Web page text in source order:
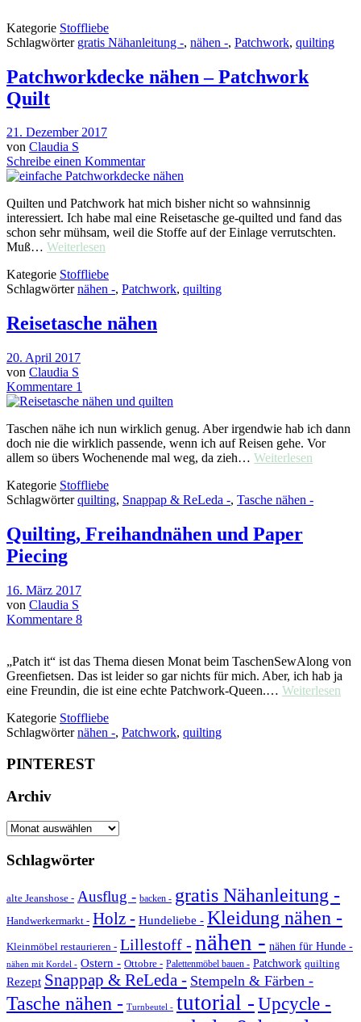
Kategorie Stoffliebe
Schlagwörter gratis Nähanleitung -, nähen -, Patchwork, quilting
Patchworkdecke nähen – Patchwork
Quilt
21. Dezember 2017
von Claudia S
Schreibe einen Kommentar
Quilten und Patchwork hat mich bisher nicht so wahnsinnig
interessiert. Ich habe mal eine Reisetasche ge-quilted und fand das
schon sehr mühsam, weil die Stoffe auf der Einlage verrutschten.
Muß… Weiterlesen
Kategorie Stoffliebe
Schlagwörternähen -, Patchwork, quilting
Reisetasche nähen
20. April 2017
von Claudia S
Kommentare 1
Taschen nähe ich nun wirklich genug. Aber irgendwie hab ich dann
doch nie die wirklich passende, wenn ich auf Reisen gehe. Vor
allem so übers Wochenende mal weg, da zieh… Weiterlesen
Kategorie Stoffliebe
Schlagwörterquilting, Snappap & ReLeda -, Tasche nähen -
Quilting, Freihandnähen und Paper
Piecing
16. März 2017
von Claudia S
Kommentare 8
„Patch it“ ist das Thema diesen Monat beim TaschenSewAlong von
Greenfietsen. Das ist leider so gar nichts für mich. Aber, ich hab ja
eine Freundin, die ist eine echte Patchwork-Queen.… Weiterlesen
Kategorie Stoffliebe
Schlagwörternähen -, Patchwork, quilting
PINTEREST
Archiv
Archiv
Schlagwörter
alte Jeanshose - Ausflug - backen - gratis Nähanleitung -
Handwerkermarkt - Holz - Hundeliebe - Kleidung nähen -
Kleinmöbel restaurieren - Lillestoff - nähen - nähen für Hunde -
nähen mit Kordel - Ostern - Ottobre - Palettenmöbel bauen - Patchwork quilting
Rezept Snappap & ReLeda - Stempeln & Färben -
Tasche nähen - Turnbeutel - tutorial -Upcycle -